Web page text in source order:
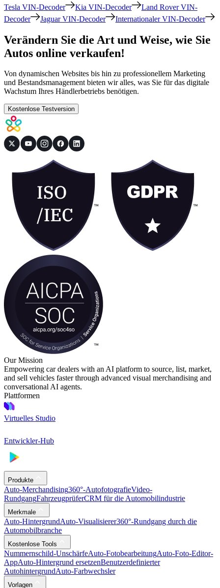
Tesla VIN-Decoder
Kia VIN-Decoder
Land Rover VIN-
Decoder
Jaguar VIN-Decoder Internationaler VIN-Decoder
Verändern Sie die Art und Weise, wie Sie
Autos online verkaufen!
Von dynamischen Websites bis hin zu professionellem Marketing
und Bestandsmanagement bieten wir alles, was Sie für das digitale
Wachstum Ihres Händlerbetriebs benötigen.
Kostenlose Testversion
Our Mission
Empowering car dealers with an AI platform to source, list, market,
and sell vehicles faster through advanced visual merchandising and
conversational AI agents.
Plattformen
Virtuelles Studio
Entwickler-Hub
Produkte
Auto-Merchandising360°-AutofotografieVideo-
RundgangFahrzeugprüferCRM für die Automobilindustrie
Merkmale
Auto-HintergrundAuto-Visualisierer360°-Rundgang durch die
Automobilbranche
Kostenlose Tools
Nummernschild-UnschärfeAuto-FotobearbeitungAuto-Foto-Editor-
AppAuto-Hintergrund ersetzenBenutzerdefinierter
AutohintergrundAuto-Farbwechsler
Vorlagen